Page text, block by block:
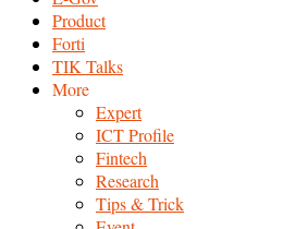
Product
Forti
TIK Talks
More
Expert
ICT Profile
Fintech
Research
Tips & Trick